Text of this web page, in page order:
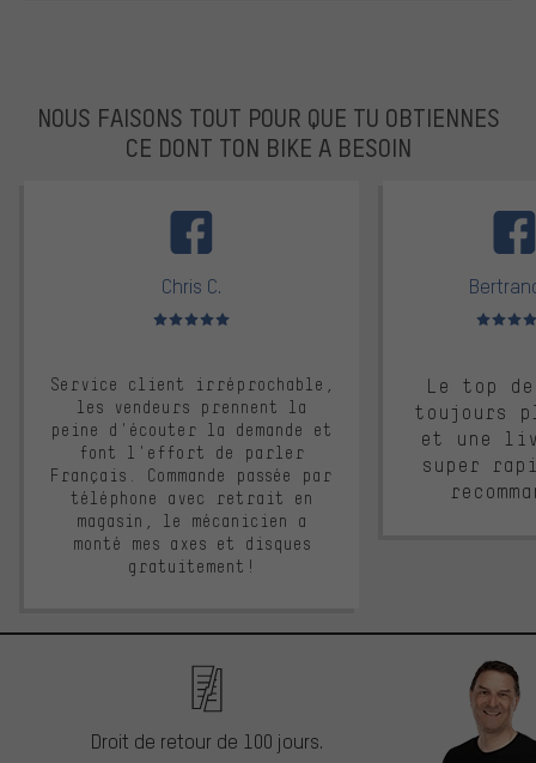
NOUS FAISONS TOUT POUR QUE TU OBTIENNES
CE DONT TON BIKE A BESOIN
Chris C.
Note moyenne : 5 sur 5
Service client irréprochable,
les vendeurs prennent la
peine d'écouter la demande et
font l'effort de parler
Français. Commande passée par
téléphone avec retrait en
magasin, le mécanicien a
monté mes axes et disques
gratuitement!
Note
Le top
toujours
et une
super
Droit de retour de 100 jours.